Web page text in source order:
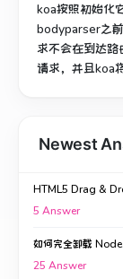
koa按照初始化
bodyparser之前
求不会在到达
请求，并且koa
Newest
HTML5 Drag &
5 Answer
如何完全卸载
25 Answer